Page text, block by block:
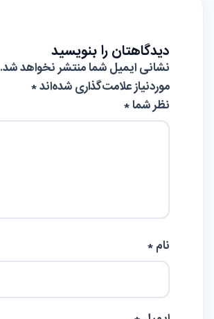
دیدگاهتان را بنویسید
نشانی ایمیل شما منتشر نخواهد شد.
موردنیاز علامت‌گذاری شده‌اند*
نظر شما *
نام *